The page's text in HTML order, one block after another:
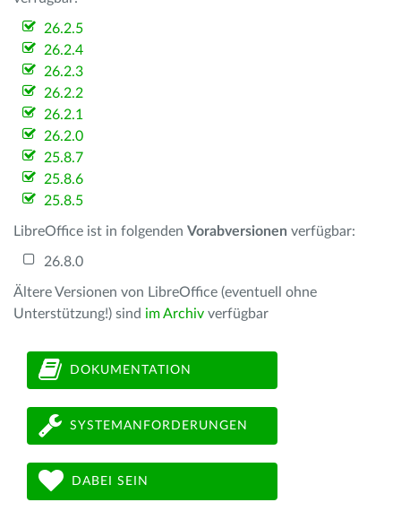
26.2.5
26.2.4
26.2.3
26.2.2
26.2.1
26.2.0
25.8.7
25.8.6
25.8.5
LibreOffice ist in folgenden Vorabversionen verfügbar:
26.8.0
Ältere Versionen von LibreOffice (eventuell ohne
Unterstützung!) sind im Archiv verfügbar
DOKUMENTATION
SYSTEMANFORDERUNGEN
DABEI SEIN